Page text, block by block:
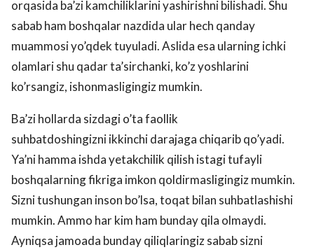
orqasida ba’zi kamchiliklarini yashirishni bilishadi. Shu
sabab ham boshqalar nazdida ular hech qanday
muammosi yo’qdek tuyuladi. Aslida esa ularning ichki
olamlari shu qadar ta’sirchanki, ko’z yoshlarini
ko’rsangiz, ishonmasligingiz mumkin.
Ba’zi hollarda sizdagi o’ta faollik
suhbatdoshingizni ikkinchi darajaga chiqarib qo’yadi.
Ya’ni hamma ishda yetakchilik qilish istagi tufayli
boshqalarning fikriga imkon qoldirmasligingiz mumkin.
Sizni tushungan inson bo’lsa, toqat bilan suhbatlashishi
mumkin. Ammo har kim ham bunday qila olmaydi.
Ayniqsa jamoada bunday qiliqlaringiz sabab sizni